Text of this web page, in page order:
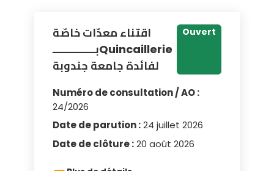
اقتناء معدّات خاصّة
بــــــــــــــQuincaillerie
لفائدة جامعة جندوبة
Ouvert
Numéro de consultation / AO :
24/2026
Date de parution :24 juillet 2026
Date de clôture :20 août 2026